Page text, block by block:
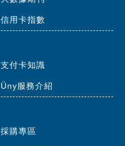
信用卡指數
支付卡知識
Üny服務介紹
採購專區